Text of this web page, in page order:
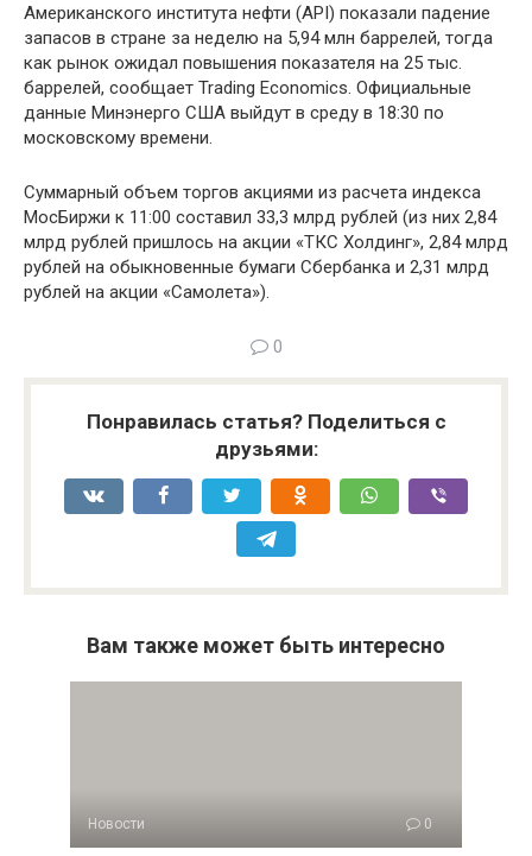
Американского института нефти (API) показали падение
запасов в стране за неделю на 5,94 млн баррелей, тогда
как рынок ожидал повышения показателя на 25 тыс.
баррелей, сообщает Trading Economics. Официальные
данные Минэнерго США выйдут в среду в 18:30 по
московскому времени.
Суммарный объем торгов акциями из расчета индекса
МосБиржи к 11:00 составил 33,3 млрд рублей (из них 2,84
млрд рублей пришлось на акции «ТКС Холдинг», 2,84 млрд
рублей на обыкновенные бумаги Сбербанка и 2,31 млрд
рублей на акции «Самолета»).
0
Понравилась статья? Поделиться с
друзьями:
Вам также может быть интересно
Новости 0